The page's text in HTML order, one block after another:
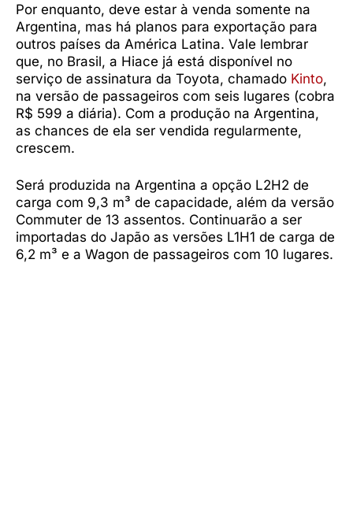
Por enquanto, deve estar à venda somente na
Argentina, mas há planos para exportação para
outros países da América Latina. Vale lembrar
que, no Brasil, a Hiace já está disponível no
serviço de assinatura da Toyota, chamado Kinto,
na versão de passageiros com seis lugares (cobra
R$ 599 a diária). Com a produção na Argentina,
as chances de ela ser vendida regularmente,
crescem.
Será produzida na Argentina a opção L2H2 de
carga com 9,3 m³ de capacidade, além da versão
Commuter de 13 assentos. Continuarão a ser
importadas do Japão as versões L1H1 de carga de
6,2 m³ e a Wagon de passageiros com 10 lugares.